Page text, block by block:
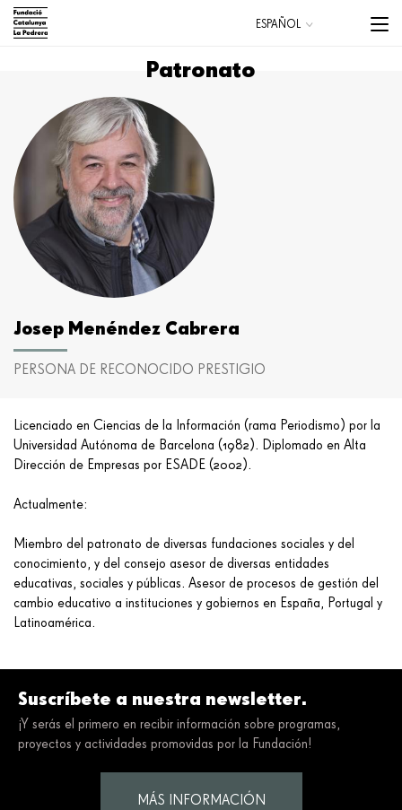
Pasar
navigation
Menu
ESPAÑOL
Patronato
Josep Menéndez Cabrera
PERSONA DE RECONOCIDO PRESTIGIO
Licenciado en Ciencias de la Información (rama Periodismo) por la
Universidad Autónoma de Barcelona (1982). Diplomado en Alta
Dirección de Empresas por ESADE (2002).
Actualmente:
Miembro del patronato de diversas fundaciones sociales y del
conocimiento, y del consejo asesor de diversas entidades
educativas, sociales y públicas. Asesor de procesos de gestión del
cambio educativo a instituciones y gobiernos en España, Portugal y
Latinoamérica.
Suscríbete a nuestra newsletter.
¡Y serás el primero en recibir información sobre programas,
proyectos y actividades promovidas por la Fundación!
MÁS INFORMACIÓN